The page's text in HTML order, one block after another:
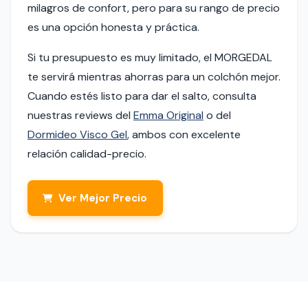
milagros de confort, pero para su rango de precio
es una opción honesta y práctica.
Si tu presupuesto es muy limitado, el MORGEDAL
te servirá mientras ahorras para un colchón mejor.
Cuando estés listo para dar el salto, consulta
nuestras reviews del Emma Original o del
Dormideo Visco Gel, ambos con excelente
relación calidad-precio.
Ver Mejor Precio